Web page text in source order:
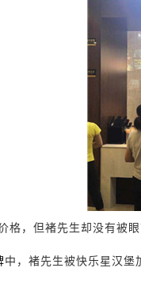
格，但褚先生却没有被
中，褚先生被快乐星汉堡